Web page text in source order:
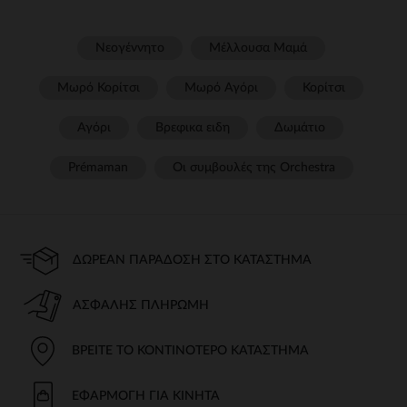
ΔΩΡΕΆΝ ΠΑΡΆΔΟΣΗ ΣΤΟ ΚΑΤΆΣΤΗΜΑ
ΑΣΦΑΛΉΣ ΠΛΗΡΩΜΉ
ΒΡΕΊΤΕ ΤΟ ΚΟΝΤΙΝΌΤΕΡΟ ΚΑΤΆΣΤΗΜΑ
ΕΦΑΡΜΟΓΉ ΓΙΑ ΚΙΝΗΤΆ